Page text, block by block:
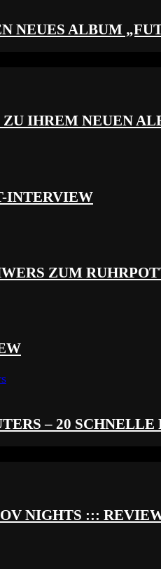
NEUES ALBUM
IHREM NEUEN
INTERVIEW
ZUM
– 20 SCHNELLE
NIGHTS :::